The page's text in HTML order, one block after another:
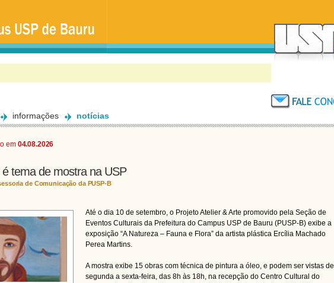
conteúdo
principal
informações notícias
em 04.08.2026
tema de mostra na USP
de Comunicação da PUSP-B
Até o dia 10 de setembro, o Projeto Atelier & Arte promovido pela Seção de
Eventos Culturais da Prefeitura do Campus USP de Bauru (PUSP-B) exibe a
exposição “A Natureza – Fauna e Flora” da artista plástica Ercília Machado
Perea Martins.
A mostra exibe 15 obras com técnica de pintura a óleo, e podem ser vistas de
segunda a sexta-feira, das 8h às 18h, na recepção do Centro Cultural do